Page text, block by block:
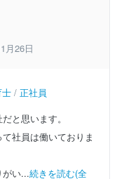
月26日
/ 正社員
と思います。
社員は働いておりま
がい...続きを読む(全